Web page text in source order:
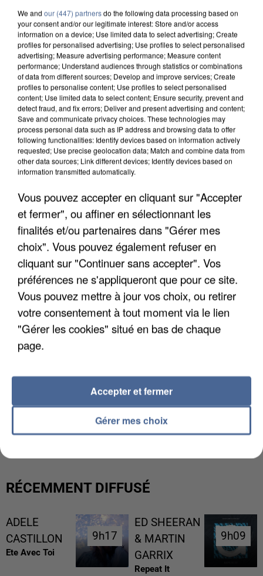
DE FAUNE SAUVAGE SONT...
L’UN DES FONDATEURS SUPPOSÉS DE LA DZ
MAFIA INTERPELLÉ EN ALGÉRIE
RÉCEMMENT DIFFUSÉ
ADELE
CASTILLON
Ete Avec Toi
9h17
9h17
ED SHEERAN
& MARTIN
GARRIX
Repeat It
9h09
9h09
We and our (447) partnersdo the following data processing based on
your consent and/or our legitimate interest: Store and/or access
information on a device; Use limited data to select advertising; Create
profiles for personalised advertising; Use profiles to select personalised
advertising; Measure advertising performance; Measure content
performance; Understand audiences through statistics or combinations
of data from different sources; Develop and improve services; Create
profiles to personalise content; Use profiles to select personalised
content; Use limited data to select content; Ensure security, prevent and
detect fraud, and fix errors; Deliver and present advertising and content;
Save and communicate privacy choices. These technologies may
process personal data such as IP address and browsing data to offer
following functionalities: Identify devices based on information actively
requested; Use precise geolocation data; Match and combine data from
other data sources; Link different devices; Identify devices based on
information transmitted automatically.
Vous pouvez accepter en cliquant sur "Accepter
et fermer", ou affiner en sélectionnant les
finalités et/ou partenaires dans "Gérer mes
choix". Vous pouvez également refuser en
cliquant sur "Continuer sans accepter". Vos
préférences ne s'appliqueront que pour ce site.
Vous pouvez mettre à jour vos choix, ou retirer
votre consentement à tout moment via le lien
"Gérer les cookies" situé en bas de chaque
page.
Gérer mes choix
Accepter et fermer